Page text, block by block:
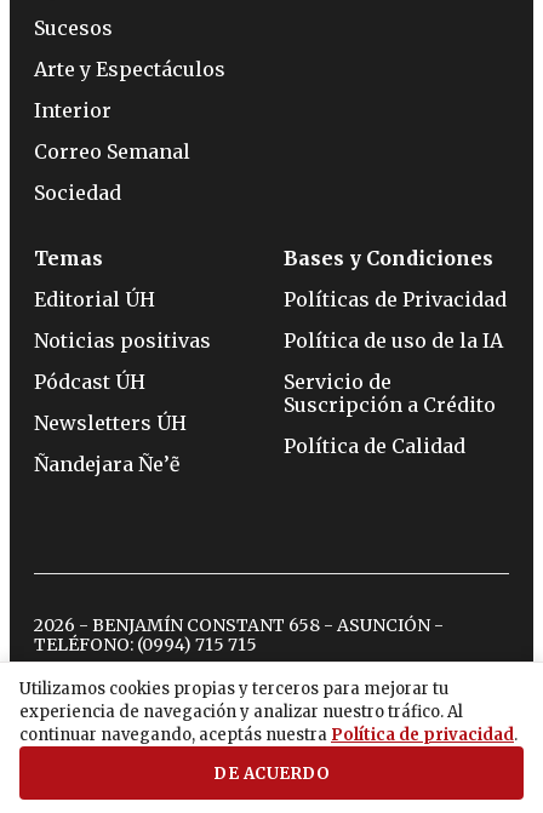
Utilizamos cookies propias y terceros para mejorar tu
experiencia de navegación y analizar nuestro tráfico. Al
continuar navegando, aceptás nuestra Política de privacidad.
DE ACUERDO
Sucesos
Arte y Espectáculos
Interior
Correo Semanal
Sociedad
Temas
Editorial ÚH
Noticias positivas
Pódcast ÚH
Newsletters ÚH
Ñandejara Ñe’ẽ
Bases y Condiciones
Políticas de Privacidad
Política de uso de la IA
Servicio de
Suscripción a Crédito
Política de Calidad
2026 - BENJAMÍN CONSTANT 658 - ASUNCIÓN -
TELÉFONO: (0994) 715 715
twitterinstagram
facebook
tiktokyoutubespotify